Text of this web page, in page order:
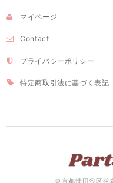
マイページ
Contact
プライバシーポリシー
特定商取引法に基づく表記
東京都世田谷区弦